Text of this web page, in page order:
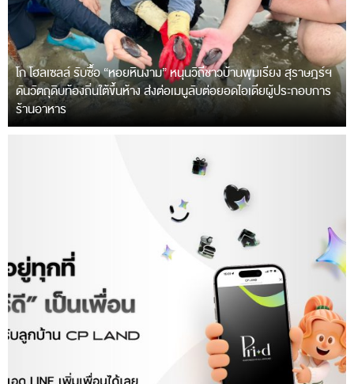
โก โฮลเซลล์ รับซื้อ “หอยหินงาม” หนุนวิถีชาวบ้านพุมเรียง สุราษฎร์ฯ
ดันวัตถุดิบท้องถิ่นใต้ขึ้นห้าง ส่งต่อเมนูลับต่อยอดไอเดียผู้ประกอบการ
ร้านอาหาร